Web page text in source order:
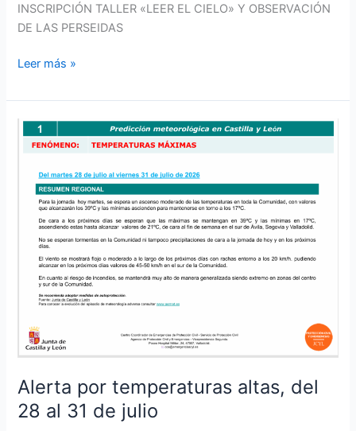
INSCRIPCIÓN TALLER «LEER EL CIELO» Y OBSERVACIÓN
DE LAS PERSEIDAS
Leer más »
Alerta por temperaturas altas, del
28 al 31 de julio
Alerta
por
altas,